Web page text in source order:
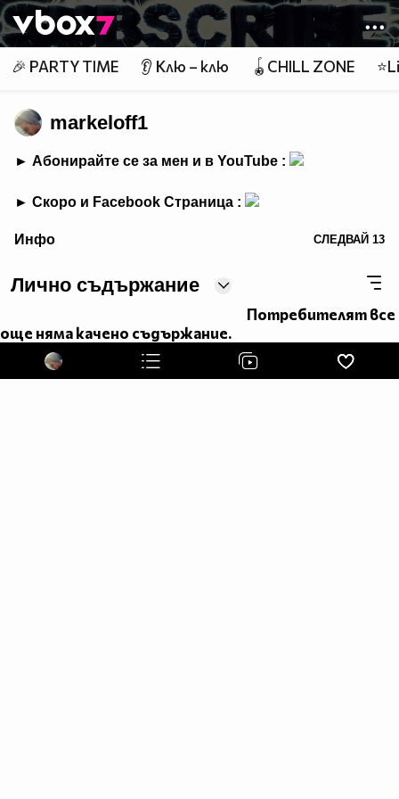
Member of
👾
🎉 PARTY TIME 👂 Клю – клю 🪀CHILL ZONE
markeloff1
► Абонирайте се за мен и в YouTube :
► Скоро и Facebook Страница :
Инфо СЛЕДВАЙ 13
Лично съдържание
Потребителят все
още няма качено съдържание.